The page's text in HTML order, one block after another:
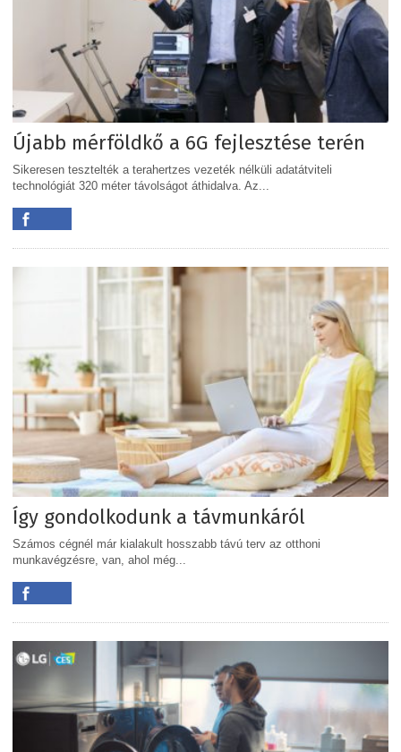
Újabb mérföldkő a 6G fejlesztése terén
Sikeresen tesztelték a terahertzes vezeték nélküli adatátviteli
technológiát 320 méter távolságot áthidalva. Az...
Így gondolkodunk a távmunkáról
Számos cégnél már kialakult hosszabb távú terv az otthoni
munkavégzésre, van, ahol még...